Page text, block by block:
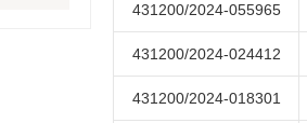
431200/2024-055965
431200/2024-024412
431200/2024-018301